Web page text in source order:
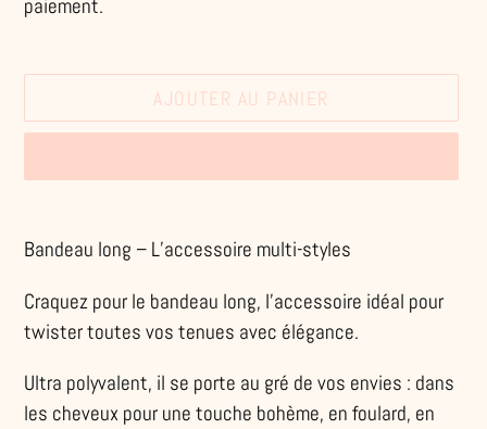
paiement.
AJOUTER AU PANIER
d'un
à
votre
panier
Bandeau long – L’accessoire multi-styles
Craquez pour le bandeau long, l’accessoire idéal pour
twister toutes vos tenues avec élégance.
Ultra polyvalent, il se porte au gré de vos envies : dans
les cheveux pour une touche bohème, en foulard, en